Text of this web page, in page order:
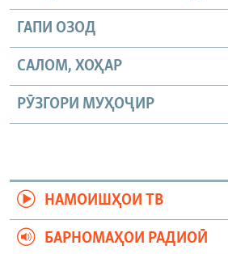
ГАПИ ОЗОД
САЛОМ, ХОҲАР
РӮЗГОРИ МУҲОҶИР
НАМОИШҲОИ ТВ
БАРНОМАҲОИ РАДИОӢ